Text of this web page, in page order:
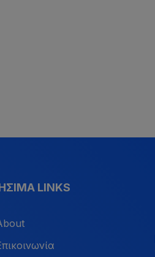
LINKS